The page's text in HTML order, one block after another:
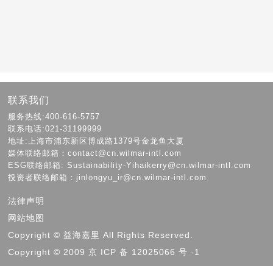
联系我们
服务热线:400-616-5757
联系电话:021-31199999
地址:上海市浦东新区博成路1379号金龙鱼大厦
媒体联络邮箱：contact@cn.wilmar-intl.com
ESG联络邮箱: Sustainability-Yihaikerry@cn.wilmar-intl.com
投资者联络邮箱：jinlongyu_ir@cn.wilmar-intl.com
法律声明
网站地图
Copyright © 益海嘉里 All Rights Reserved.
Copyright © 2009 京 ICP 备 12025066 号 -1